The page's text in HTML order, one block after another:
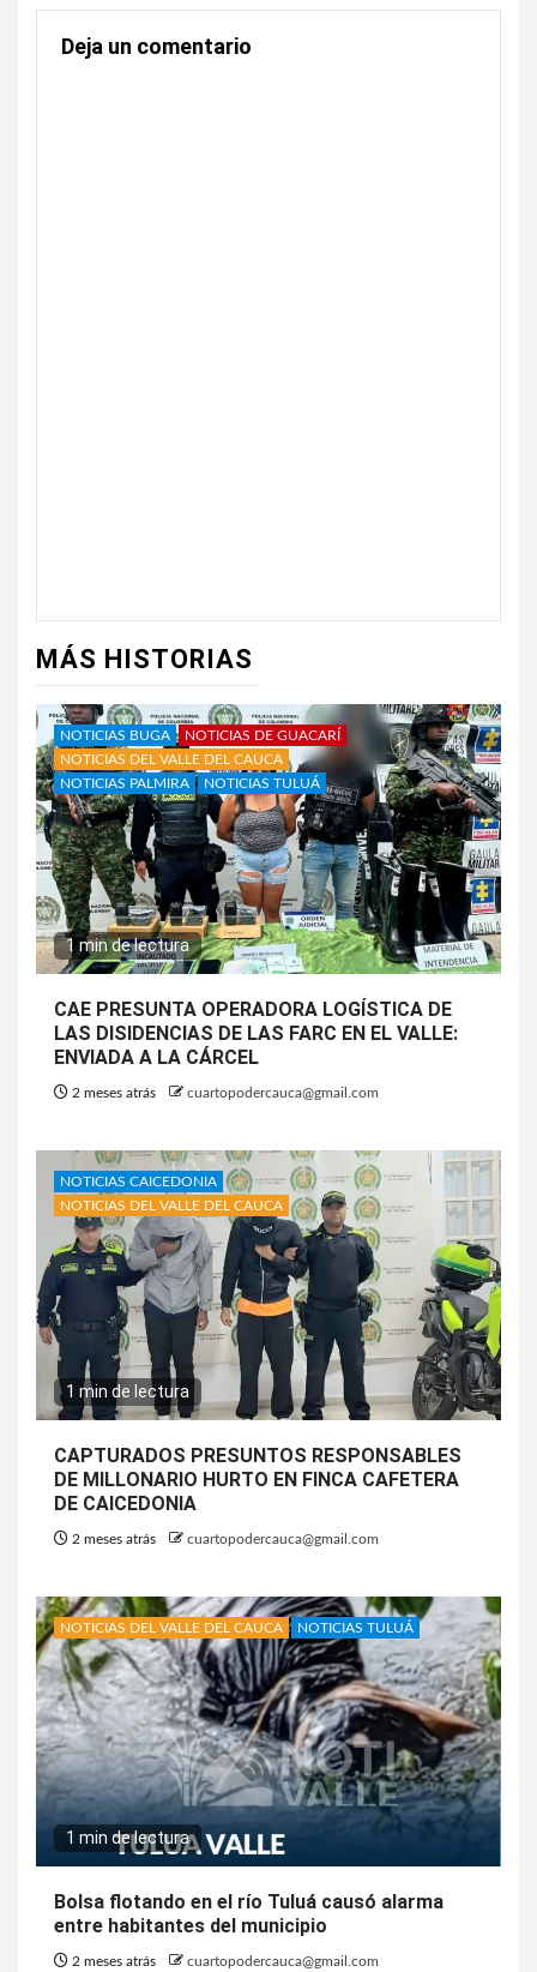
Deja un comentario
MÁS HISTORIAS
NOTICIAS BUGA
NOTICIAS DE GUACARÍ
NOTICIAS DEL VALLE DEL CAUCA
NOTICIAS PALMIRA
NOTICIAS TULUÁ
1 min de lectura
CAE PRESUNTA OPERADORA LOGÍSTICA DE
LAS DISIDENCIAS DE LAS FARC EN EL VALLE:
ENVIADA A LA CÁRCEL
2 meses atrás cuartopodercauca@gmail.com
NOTICIAS CAICEDONIA
NOTICIAS DEL VALLE DEL CAUCA
1 min de lectura
CAPTURADOS PRESUNTOS RESPONSABLES
DE MILLONARIO HURTO EN FINCA CAFETERA
DE CAICEDONIA
2 meses atrás cuartopodercauca@gmail.com
NOTICIAS DEL VALLE DEL CAUCA NOTICIAS TULUÁ
1 min de lectura
Bolsa flotando en el río Tuluá causó alarma
entre habitantes del municipio
2 meses atrás cuartopodercauca@gmail.com